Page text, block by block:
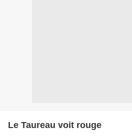
Le Taureau voit rouge